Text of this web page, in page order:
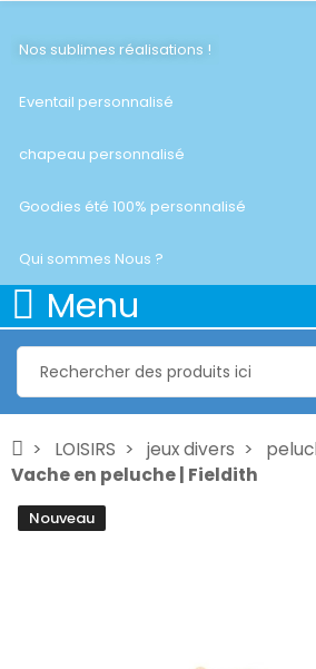
Nos sublimes réalisations !
Eventail personnalisé
chapeau personnalisé
Goodies été 100% personnalisé
Qui sommes Nous ?
Menu
LOISIRS jeux divers
Vache en peluche | Fieldith
Nouveau